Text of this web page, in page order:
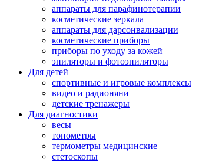
аппараты для парафинотерапии
косметические зеркала
аппараты для дарсонвализации
косметические приборы
приборы по уходу за кожей
эпиляторы и фотоэпиляторы
Для детей
спортивные и игровые комплексы
видео и радионяни
детские тренажеры
Для диагностики
весы
тонометры
термометры медицинские
стетоскопы